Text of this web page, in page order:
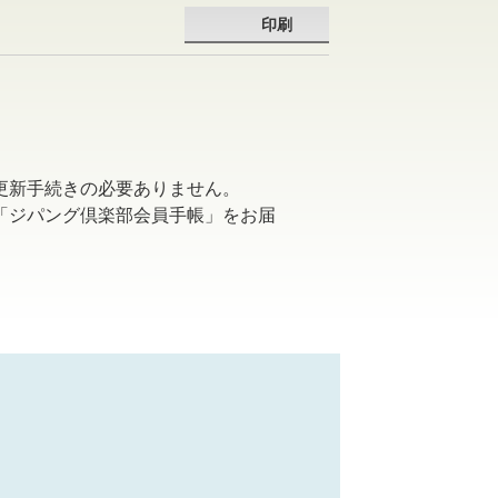
印刷
手続きの必要ありません。
ジパング倶楽部会員手帳」をお届